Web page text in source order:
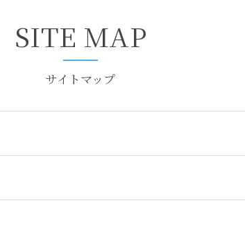
サイトマップ
SITE MAP